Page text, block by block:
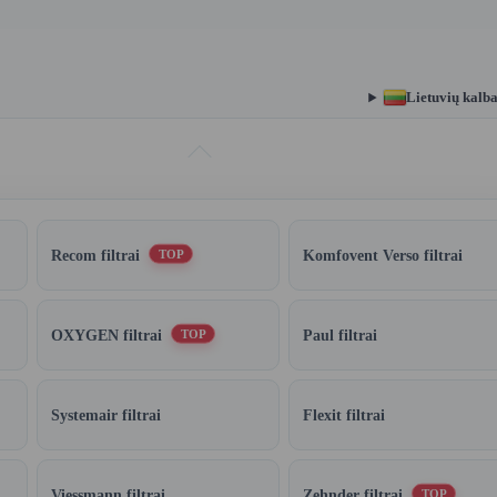
Lietuvių kalba
Recom filtrai TOP Komfovent Verso filtrai
OXYGEN filtrai TOP Paul filtrai
Systemair filtrai Flexit filtrai
TOP